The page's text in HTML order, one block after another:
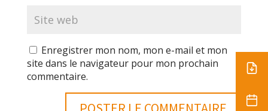
Enregistrer mon nom, mon e-mail et mon
site dans le navigateur pour mon prochain
commentaire.